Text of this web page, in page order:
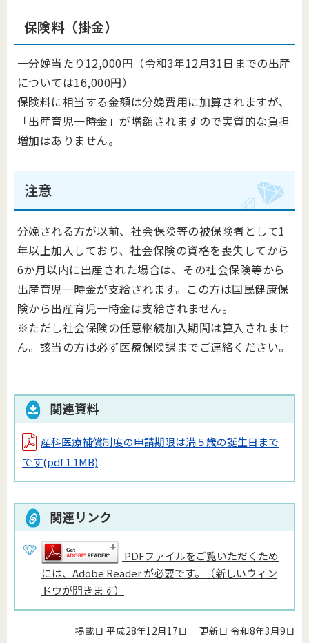
保険料（掛金）
一分娩当たり12,000円（令和3年12月31日までの出産
については16,000円）
保険料に相当する金額は分娩費用に加算されますが、
「出産育児一時金」が増額されますので実質的な負担
増加はありません。
注意
分娩される方が以前、社会保険等の被保険者として1
年以上加入しており、社会保険の資格を喪失してから
6か月以内に出産された場合は、その社会保険等から
出産育児一時金が支給されます。この方は国民健康保
険から出産育児一時金は支給されません。
※ただし社会保険の任意継続加入期間は算入されませ
ん。該当の方は必ず医療保険課までご連絡ください。
関連資料
産科医療補償制度の申請期限は満５歳の誕生日まで
です(pdf 1.1MB)
関連リンク
PDFファイルをご覧いただくため
には、Adobe Reader が必要です。（新しいウィン
ドウが開きます）
掲載日 平成28年12月17日 更新日 令和8年3月9日